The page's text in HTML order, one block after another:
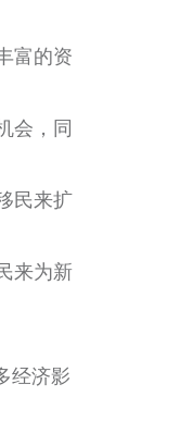
富的资
会，同
民来扩
来为新
经济影